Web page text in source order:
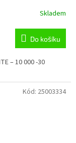
R
M
A
Skladem
Do košíku
– 10 000 -30
Kód: 25003334